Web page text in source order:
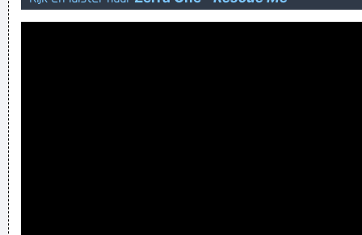
Geej se lèllike voel hod!